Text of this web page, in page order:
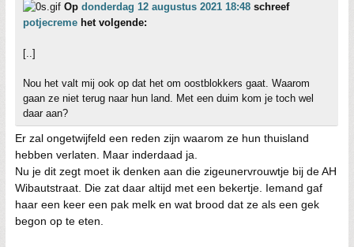
Op donderdag 12 augustus 2021 18:48 schreef
potjecreme het volgende:
[..]
Nou het valt mij ook op dat het om oostblokkers gaat. Waarom
gaan ze niet terug naar hun land. Met een duim kom je toch wel
daar aan?
Er zal ongetwijfeld een reden zijn waarom ze hun thuisland
hebben verlaten. Maar inderdaad ja.
Nu je dit zegt moet ik denken aan die zigeunervrouwtje bij de AH
Wibautstraat. Die zat daar altijd met een bekertje. Iemand gaf
haar een keer een pak melk en wat brood dat ze als een gek
begon op te eten.